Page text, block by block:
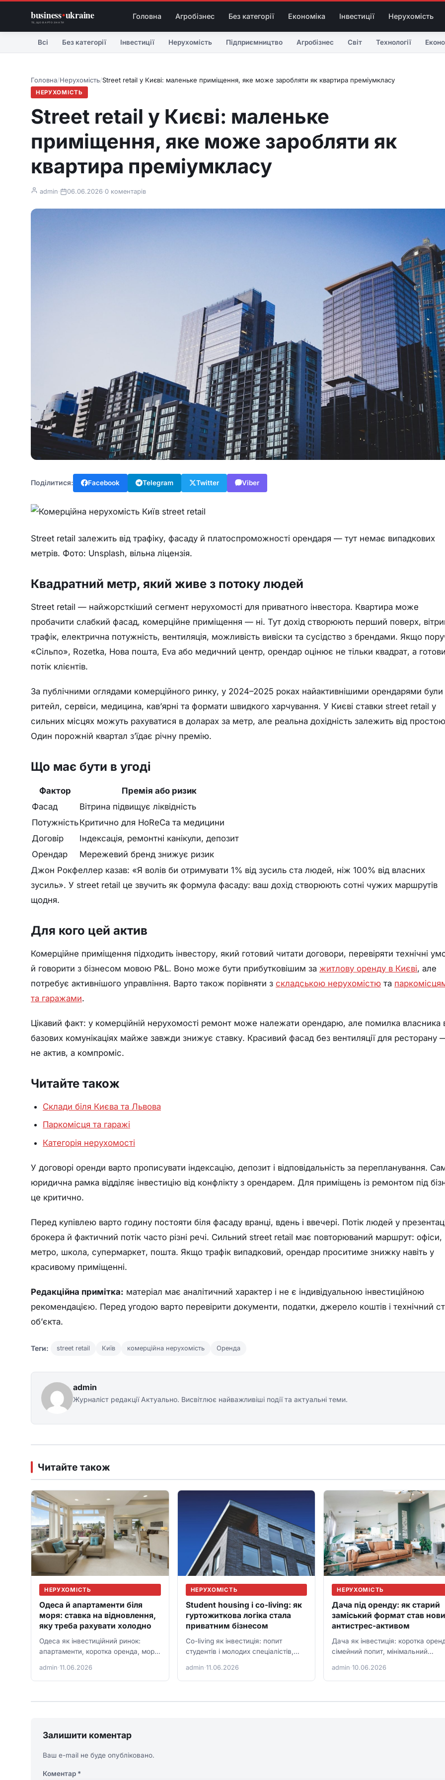
business•ukraine
ТЕ, ЩО ВАРТО ЗНАТИ
Головна Агробізнес Без категорії Економіка Інвестиції Нерухомість
Всі Без категорії Інвестиції Нерухомість Підприємництво Агробізнес Світ Технології
Головна/Нерухомість/Street retail у Києві: маленьке приміщення, яке може заробляти як квартира преміумкласу
НЕРУХОМІСТЬ
Street retail у Києві: маленьке
приміщення, яке може заробляти як
квартира преміумкласу
admin· 06.06.2026·0 коментарів
Поділитися: Facebook Telegram Twitter Viber
Street retail залежить від трафіку, фасаду й платоспроможності орендаря — тут немає випадкових
метрів. Фото: Unsplash, вільна ліцензія.
Квадратний метр, який живе з потоку людей
Street retail — найжорсткіший сегмент нерухомості для приватного інвестора. Квартира може
пробачити слабкий фасад, комерційне приміщення — ні. Тут дохід створюють перший поверх,
трафік, електрична потужність, вентиляція, можливість вивіски та сусідство з брендами. Якщо
«Сільпо», Rozetka, Нова пошта, Eva або медичний центр, орендар оцінює не тільки квадрат, а
потік клієнтів.
За публічними оглядами комерційного ринку, у 2024–2025 роках найактивнішими орендарями були
ритейл, сервіси, медицина, кав’ярні та формати швидкого харчування. У Києві ставки street retail у
сильних місцях можуть рахуватися в доларах за метр, але реальна дохідність залежить від
Один порожній квартал з’їдає річну премію.
Що має бути в угоді
Фактор
Премія або ризик
Фасад
Вітрина підвищує ліквідність
ПотужністьКритично для HoReCa та медицини
Договір
Індексація, ремонтні канікули, депозит
Орендар
Мережевий бренд знижує ризик
Джон Рокфеллер казав: «Я волів би отримувати 1% від зусиль ста людей, ніж 100% від власних
зусиль». У street retail це звучить як формула фасаду: ваш дохід створюють сотні чужих маршрутів
щодня.
Для кого цей актив
Комерційне приміщення підходить інвестору, який готовий читати договори, перевіряти технічні
й говорити з бізнесом мовою P&L. Воно може бути прибутковішим за житлову оренду в Києві, але
потребує активнішого управління. Варто також порівняти з складською нерухомістю та
та гаражами.
Цікавий факт: у комерційній нерухомості ремонт може належати орендарю, але помилка власника
базових комунікаціях майже завжди знижує ставку. Красивий фасад без вентиляції для ресторану
не актив, а компроміс.
Читайте також
Склади біля Києва та Львова
Паркомісця та гаражі
Категорія нерухомості
У договорі оренди варто прописувати індексацію, депозит і відповідальність за перепланування.
юридична рамка відділяє інвестицію від конфлікту з орендарем. Для приміщень із ремонтом під
це критично.
Перед купівлею варто годину постояти біля фасаду вранці, вдень і ввечері. Потік людей у
брокера й фактичний потік часто різні речі. Сильний street retail має повторюваний маршрут: офіси,
метро, школа, супермаркет, пошта. Якщо трафік випадковий, орендар проситиме знижку навіть у
красивому приміщенні.
Редакційна примітка: матеріал має аналітичний характер і не є індивідуальною інвестиційною
рекомендацією. Перед угодою варто перевірити документи, податки, джерело коштів і технічний
об’єкта.
Теги: street retail Київ комерційна нерухомість Оренда
admin
Журналіст редакції Актуально. Висвітлює найважливіші події та актуальні теми.
Читайте також
НЕРУХОМІСТЬ
Одеса й апартаменти біля
моря: ставка на відновлення,
яку треба рахувати холодно
Одеса як інвестиційний ринок:
апартаменти, коротка оренда, море,
сценарій відновлення.
admin·11.06.2026
НЕРУХОМІСТЬ
Student housing і co-living: як
гуртожиткова логіка стала
приватним бізнесом
Co-living як інвестиція: попит
студентів і молодих спеціалістів,
операційне управління.
admin·11.06.2026
НЕРУХОМІСТЬ
Дача під оренду: як старий
заміський формат став
антистрес-активом
Дача як інвестиція: коротка
сімейний попит, мінімальний
ризики.
admin·10.06.2026
Залишити коментар
Ваш e-mail не буде опубліковано.
Коментар *